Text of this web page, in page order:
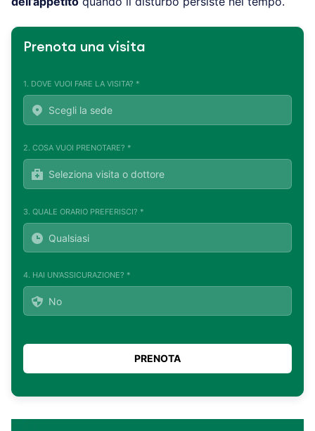
Prenota una visita
1. DOVE VUOI FARE LA VISITA? *
2. COSA VUOI PRENOTARE? *
3. QUALE ORARIO PREFERISCI? *
4. HAI UN'ASSICURAZIONE? *